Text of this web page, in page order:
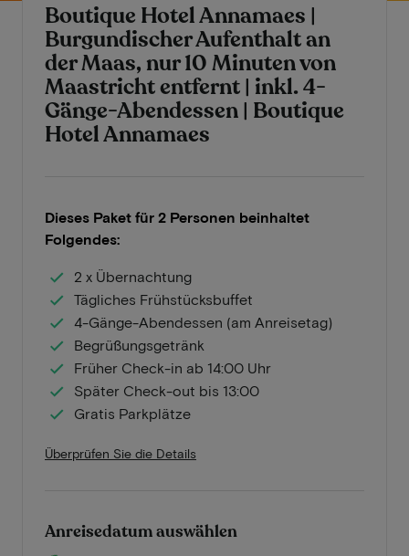
Boutique Hotel Annamaes |
Burgundischer Aufenthalt an
der Maas, nur 10 Minuten von
Maastricht entfernt | inkl. 4-
Gänge-Abendessen | Boutique
Hotel Annamaes
Dieses Paket für 2 Personen beinhaltet
Folgendes:
2 x Übernachtung
Tägliches Frühstücksbuffet
4-Gänge-Abendessen (am Anreisetag)
Begrüßungsgetränk
Früher Check-in ab 14:00 Uhr
Später Check-out bis 13:00
Gratis Parkplätze
Überprüfen Sie die Details
Anreisedatum auswählen